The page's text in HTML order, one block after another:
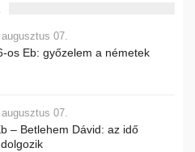
07.
os Eb: győzelem a németek
07.
– Betlehem Dávid: az idő